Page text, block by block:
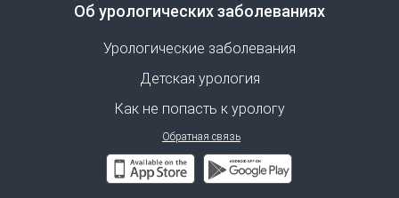
Об урологических заболеваниях
Урологические заболевания
Детская урология
Как не попасть к урологу
Обратная связь